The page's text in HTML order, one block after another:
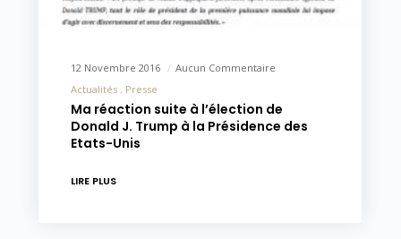
12 Novembre 2016
Aucun Commentaire
Actualités
Presse
Ma réaction suite à l’élection de
Donald J. Trump à la Présidence des
Etats-Unis
LIRE PLUS